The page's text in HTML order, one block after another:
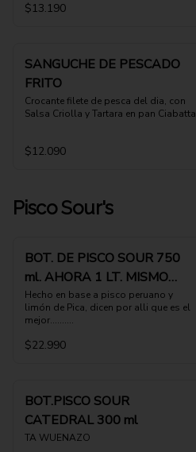
$13.190
SANGUCHE DE PESCADO
FRITO
Crocante filete de pesca del dia, con
Salsa Criolla y Tartara en pan Ciabatta
$12.090
Pisco Sour's
BOT. DE PISCO SOUR 750
ml. AHORA 1 LT. MISMO
PRECIO
Hecho en base a pisco peruano y
limón de Pica, dicen por alli que es el
mejor..........
$22.990
BOT.PISCO SOUR
CATEDRAL 300 ml
TA WUENAZO